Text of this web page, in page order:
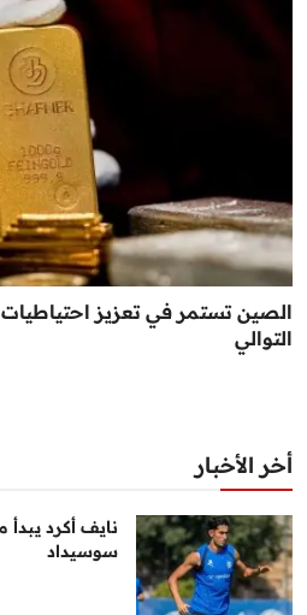
التوالي
أخر الأخبار
نايف أكرد
سوسيداد